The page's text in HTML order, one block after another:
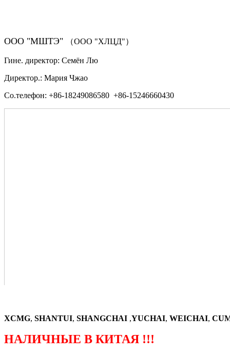
ООО "МШТЭ" （ООО "ХЛЦД"）
Гине. директор: Семён Лю
Директор.: Мария Чжао
Со.телефон: +86-18249086580 +86-15246660430
XCMG, SHANTUI, SHANGCHAI ,YUCHAI, WEICHAI,
НАЛИЧНЫЕ В КИТАЯ !!!